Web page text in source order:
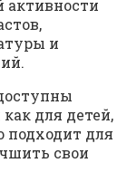
активности
и
для детей,
подходит для
свои